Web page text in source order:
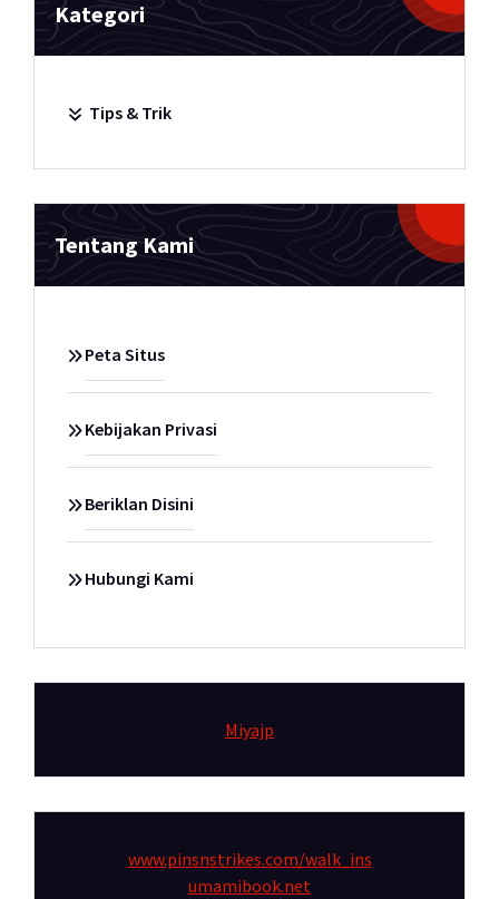
Kategori
Tips & Trik
Tentang Kami
Peta Situs
Kebijakan Privasi
Beriklan Disini
Hubungi Kami
Miyajp
www.pinsnstrikes.com/walk_ins
umamibook.net